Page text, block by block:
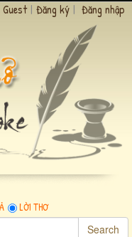
Guest | Đăng ký | Đăng nhập
LỜI THƠ
Search